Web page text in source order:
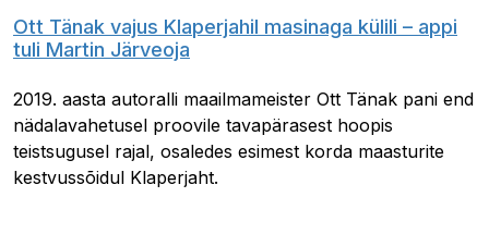
Ott Tänak vajus Klaperjahil masinaga külili – appi
tuli Martin Järveoja
2019. aasta autoralli maailmameister Ott Tänak pani end
nädalavahetusel proovile tavapärasest hoopis
teistsugusel rajal, osaledes esimest korda maasturite
kestvussõidul Klaperjaht.